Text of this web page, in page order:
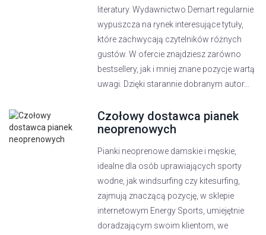
literatury. Wydawnictwo Demart regularnie
wypuszcza na rynek interesujące tytuły,
które zachwycają czytelników różnych
gustów. W ofercie znajdziesz zarówno
bestsellery, jak i mniej znane pozycje wartą
uwagi. Dzięki starannie dobranym autor...
Czołowy dostawca pianek
neoprenowych
Pianki neoprenowe damskie i męskie,
idealne dla osób uprawiających sporty
wodne, jak windsurfing czy kitesurfing,
zajmują znaczącą pozycję, w sklepie
internetowym Energy Sports, umiejętnie
doradzającym swoim klientom, we